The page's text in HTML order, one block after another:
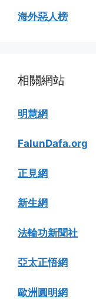
海外惡人榜
相關網站
明慧網
FalunDafa.org
正見網
新生網
法輪功新聞社
亞太正悟網
歐洲圓明網